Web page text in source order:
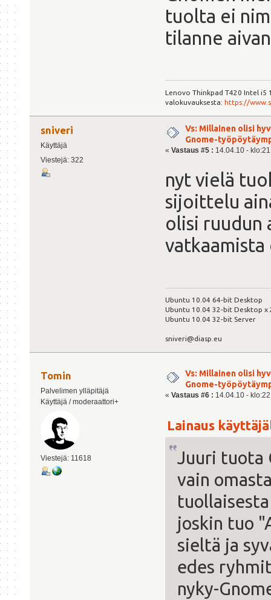
tuolta ei
tilanne
Lenovo Thinkpad T420 Intel i5
valokuvauksesta: https://
sniveri
Käyttäjä
Viestejä: 322
Vs: Millainen olisi
Gnome-
« Vastaus #5 : 14.04.10 -
nyt vielä
sijoittelu
olisi ruudun
Ubuntu 10.04 64-bit Desktop
Ubuntu 10.04 32-bit Desktop x
Ubuntu 10.04 32-bit Server
sniveri@diasp.eu
Tomin
Palvelimen ylläpitäjä
Käyttäjä / moderaattori+
Viestejä: 11618
Vs: Millainen olisi
Gnome-
« Vastaus #6 : 14.04.10 -
Lainaus
Juuri tuota
vain
joskin tuo
sieltä ja
edes
nyky-